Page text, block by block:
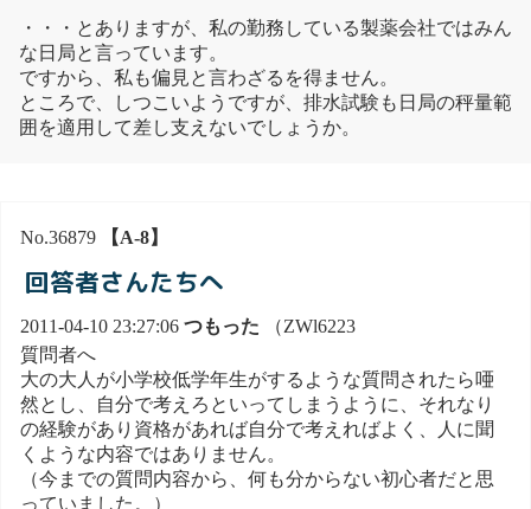
・・・とありますが、私の勤務している製薬会社ではみん
な日局と言っています。
ですから、私も偏見と言わざるを得ません。
ところで、しつこいようですが、排水試験も日局の秤量範
囲を適用して差し支えないでしょうか。
No.36879 【A-8】
回答者さんたちへ
2011-04-10 23:27:06 つもった （ZWl6223
質問者へ
大の大人が小学校低学年生がするような質問されたら唖
然とし、自分で考えろといってしまうように、それなり
の経験があり資格があれば自分で考えればよく、人に聞
くような内容ではありません。
（今までの質問内容から、何も分からない初心者だと思
っていました。）